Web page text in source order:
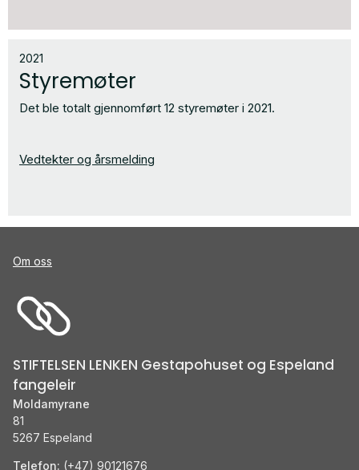
2021
Styre­mø­ter
Det ble totalt gjennomført 12 styremøter i 2021.
Vedtekter og årsmelding
Om oss
STIFTELSEN LENKEN Gestapohuset og Espeland
fangeleir
Moldamyrane
81
5267 Espeland
Telefon: (+47) 90121676